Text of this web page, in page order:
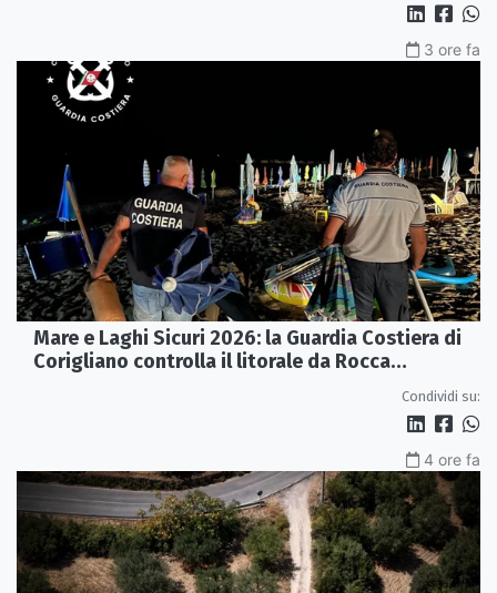
3 ore fa
Mare e Laghi Sicuri 2026: la Guardia Costiera di
Corigliano controlla il litorale da Rocca
Condividi su:
4 ore fa